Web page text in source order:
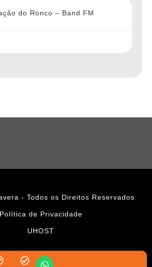
do Ronco – Band FM
- Todos os Direitos Reservados
Política de Privacidade
UHOST